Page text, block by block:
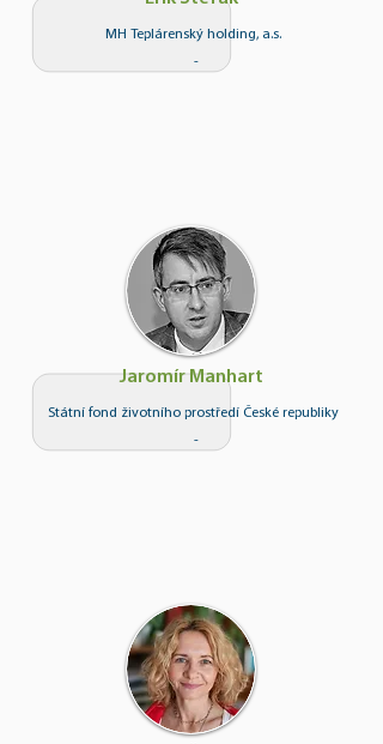
MH Teplárenský holding, a.s.
-
Jaromír Manhart
Státní fond životního prostředí České republiky
-